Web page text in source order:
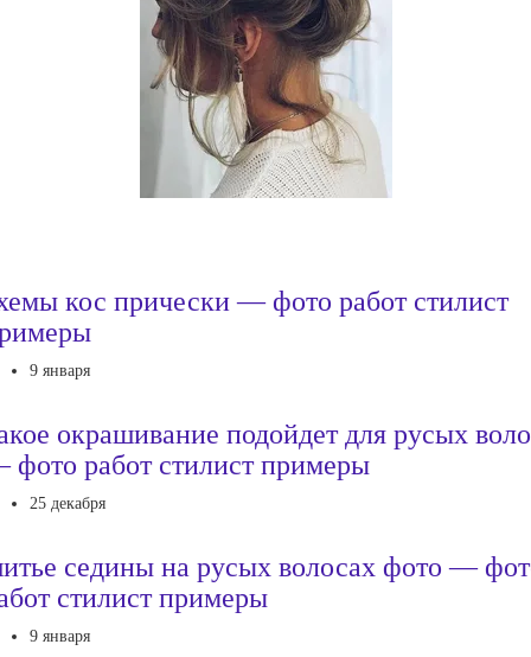
кос прически — фото работ стилист
9 января
окрашивание подойдет для русых
работ стилист примеры
25 декабря
седины на русых волосах фото —
стилист примеры
9 января